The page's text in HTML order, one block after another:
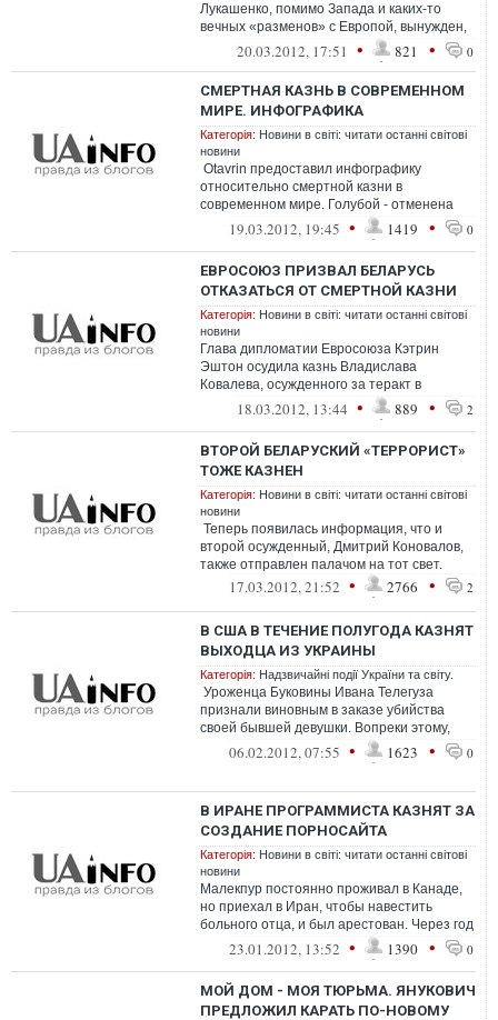
Лукашенко, помимо Запада и каких-то
вечных «разменов» с Европой, вынужден,
прежде всего, ориентироват...
20.03.2012, 17:51 • 821 • 0
СМЕРТНАЯ КАЗНЬ В СОВРЕМЕННОМ
МИРЕ. ИНФОГРАФИКА
Категорія: Новини в світі: читати останні світові
новини
Оtavrin предоставил инфографику
относительно смертной казни в
современном мире. Голубой - отменена
Зеленый - в обычном судопроизводстве
19.03.2012, 19:45 • 1419 • 0
ЕВРОСОЮЗ ПРИЗВАЛ БЕЛАРУСЬ
ОТКАЗАТЬСЯ ОТ СМЕРТНОЙ КАЗНИ
Категорія: Новини в світі: читати останні світові
новини
Глава дипломатии Евросоюза Кэтрин
Эштон осудила казнь Владислава
Ковалева, осужденного за теракт в
минском метро, и призвала Белоруссию
ввести моратор...
18.03.2012, 13:44 • 889 • 2
ВТОРОЙ БЕЛАРУСКИЙ «ТЕРРОРИСТ»
ТОЖЕ КАЗНЕН
Категорія: Новини в світі: читати останні світові
новини
Теперь появилась информация, что и
второй осужденный, Дмитрий Коновалов,
также отправлен палачом на тот свет.
17.03.2012, 21:52 • 2766 • 2
В США В ТЕЧЕНИЕ ПОЛУГОДА КАЗНЯТ
ВЫХОДЦА ИЗ УКРАИНЫ
Категорія: Надзвичайні події України та світу.
Уроженца Буковины Ивана Телегуза
признали виновным в заказе убийства
своей бывшей девушки. Вопреки этому,
правозащитники, расследовавшие дело,
06.02.2012, 07:55 • 1623 • 0
В ИРАНЕ ПРОГРАММИСТА КАЗНЯТ ЗА
СОЗДАНИЕ ПОРНОСАЙТА
Категорія: Новини в світі: читати останні світові
новини
Малекпур постоянно проживал в Канаде,
но приехал в Иран, чтобы навестить
больного отца, и был арестован. Через год
после ареста иранское государственн...
23.01.2012, 13:52 • 1390 • 0
МОЙ ДОМ - МОЯ ТЮРЬМА. ЯНУКОВИЧ
ПРЕДЛОЖИЛ КАРАТЬ ПО-НОВОМУ